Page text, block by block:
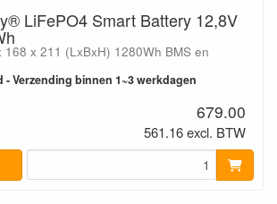
LiFePO4 Smart Battery 12,8V
x 211 (LxBxH) 1280Wh BMS en
- Verzending binnen 1~3 werkdagen
679.00
561.16 excl. BTW